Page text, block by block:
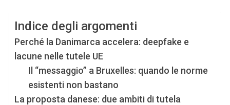
Indice degli argomenti
Perché la Danimarca accelera: deepfake e
lacune nelle tutele UE
Il “messaggio” a Bruxelles: quando le norme
esistenti non bastano
La proposta danese: due ambiti di tutela